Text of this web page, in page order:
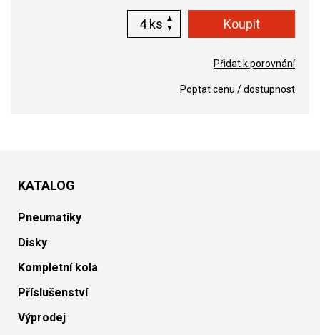
ks
Přidat k porovnání
Poptat cenu / dostupnost
KATALOG
Pneumatiky
Disky
Kompletní kola
Příslušenství
Výprodej